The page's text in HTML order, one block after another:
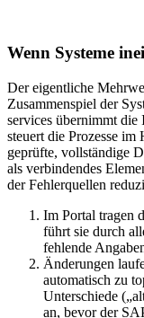
Wenn Systeme
Der eigentliche
Zusammenspiel der
services übernimmt
steuert die Prozesse
geprüfte, vollständige
als verbindendes
der Fehlerquellen
Im Portal tragen
führt sie durch
fehlende
Änderungen
automatisch zu
Unterschiede
an, bevor der